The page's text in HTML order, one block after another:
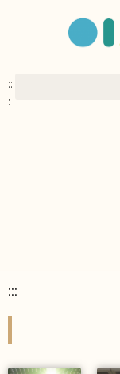
::
:
:::